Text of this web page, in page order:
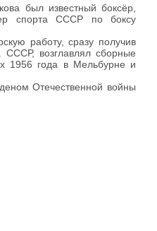
был известный боксёр,
спорта СССР по боксу
работу, сразу получив
СССР, возглавлял сборные
1956 года в Мельбурне и
Отечественной войны